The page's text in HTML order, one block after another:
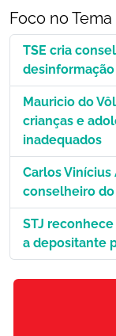
Foco no Tema
TSE cria
Mauricio do
crianças e
inadequados
Carlos
conselheiro
STJ
a depositante